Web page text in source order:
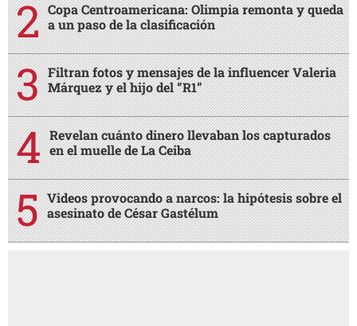
Copa Centroamericana: Olimpia remonta y queda
a un paso de la clasificación
Filtran fotos y mensajes de la influencer Valeria
Márquez y el hijo del “R1”
Revelan cuánto dinero llevaban los capturados
en el muelle de La Ceiba
Videos provocando a narcos: la hipótesis sobre el
asesinato de César Gastélum